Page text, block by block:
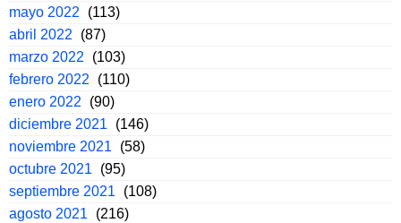
mayo 2022
(113)
abril 2022
(87)
marzo 2022
(103)
febrero 2022
(110)
enero 2022
(90)
diciembre 2021
(146)
noviembre 2021
(58)
octubre 2021
(95)
septiembre 2021
(108)
agosto 2021
(216)